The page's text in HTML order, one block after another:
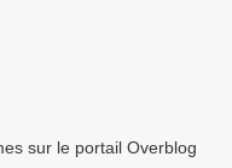
sur le portail Overblog